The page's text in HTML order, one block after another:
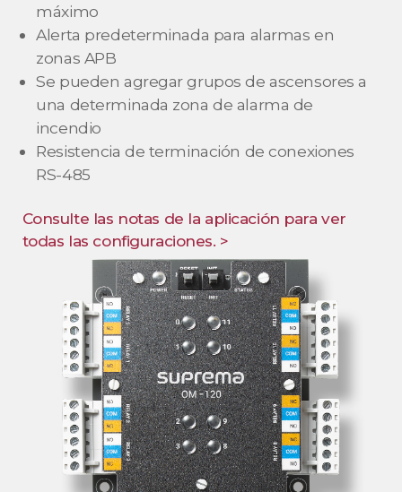
máximo
Alerta predeterminada para alarmas en
zonas APB
Se pueden agregar grupos de ascensores a
una determinada zona de alarma de
incendio
Resistencia de terminación de conexiones
RS-485
Consulte las notas de la aplicación para ver
todas las configuraciones. >